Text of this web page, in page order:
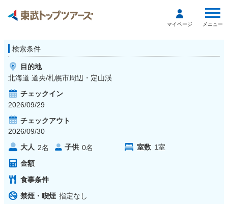
マイページ メニュー
検索条件
目的地
北海道 道央/札幌市周辺・定山渓
チェックイン
2026/09/29
チェックアウト
2026/09/30
大人 2名 子供 0名 室数 1室
金額
食事条件
禁煙・喫煙 指定なし